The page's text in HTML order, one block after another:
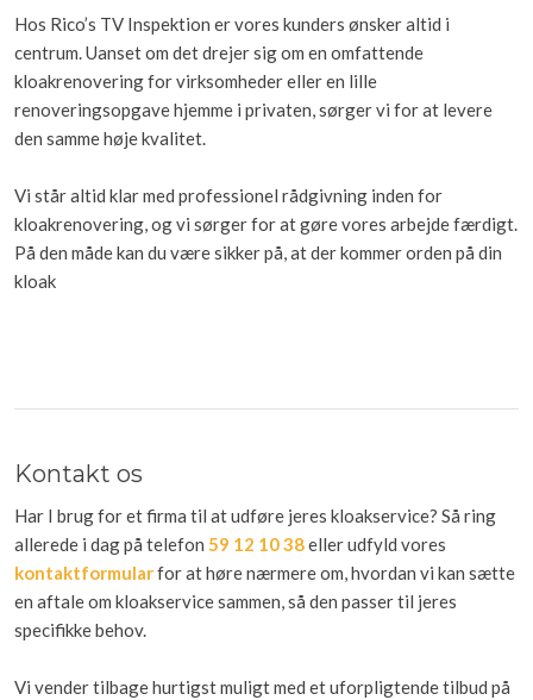
Hos Rico’s TV Inspektion er vores kunders ønsker altid i
centrum. Uanset om det drejer sig om en omfattende
kloakrenovering for virksomheder eller en lille
renoveringsopgave hjemme i privaten, sørger vi for at levere
den samme høje kvalitet.
Vi står altid klar med professionel rådgivning inden for
kloakrenovering, og vi sørger for at gøre vores arbejde færdigt.
På den måde kan du være sikker på, at der kommer orden på din
kloak​
Kontakt os
Har I brug for et firma til at udføre jeres kloakservice? Så ring
allerede i dag på telefon 59 12 10 38eller udfyld vores
kontaktformularfor at høre nærmere om, hvordan vi kan sætte
en aftale om kloakservice sammen, så den passer til jeres
specifikke behov.
Vi vender tilbage hurtigst muligt med et uforpligtende tilbud på